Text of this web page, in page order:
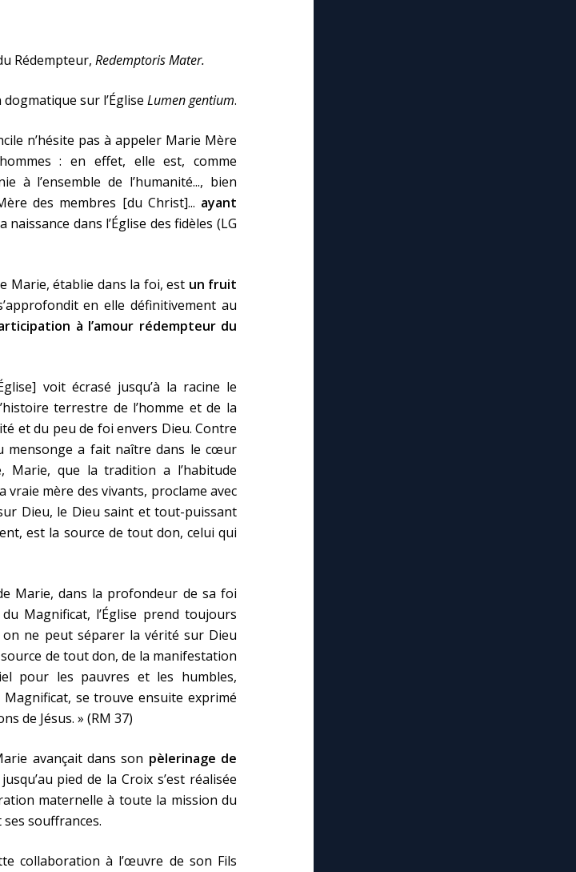
Rédempteur, Redemptoris Mater.
sur l’Église Lumen gentium.
n’hésite pas à appeler Marie Mère
: en effet, elle est, comme
à l’ensemble de l’humanité..., bien
des membres [du Christ]... ayant
naissance dans l’Église des fidèles (LG
Marie, établie dans la foi, est un fruit
en elle définitivement au
à l’amour rédempteur du
voit écrasé jusqu’à la racine le
terrestre de l’homme et de la
et du peu de foi envers Dieu. Contre
mensonge a fait naître dans le cœur
Marie, que la tradition a l’habitude
vraie mère des vivants, proclame avec
Dieu, le Dieu saint et tout-puissant
est la source de tout don, celui qui
Marie, dans la profondeur de sa foi
Magnificat, l’Église prend toujours
on ne peut séparer la vérité sur Dieu
de tout don, de la manifestation
pour les pauvres et les humbles,
se trouve ensuite exprimé
de Jésus. » (RM 37)
avançait dans son pèlerinage de
pied de la Croix s’est réalisée
maternelle à toute la mission du
souffrances.
collaboration à l’œuvre de son Fils